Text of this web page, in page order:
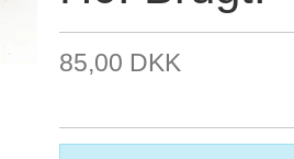
85,00 DKK